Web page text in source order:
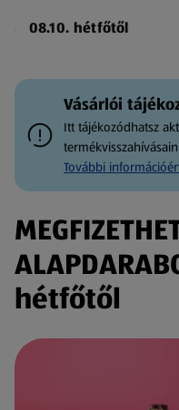
08.10. hétfőtől
Vásárlói
Itt tájékozódhatsz
További
hétfőtől